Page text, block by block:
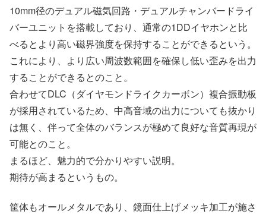
10mm径のデュアル磁気回路・デュアルチャンバードライ
バーユニットを搭載しており、通常の1DDイヤホンと比
べるとより高い磁界強度を保持することができるという。
これにより、より広い周波数範囲を確保し低い歪みを出力
することができるとのこと。
合わせてDLC（ダイヤモンドライクカーボン）複合振動板
が採用されているため、中高音域の出力についても抜かり
は無く、伴って全体のバランスが極めて良好な音質再現が
可能とのこと。
まるほど、魅力的で分かりやすい説明。
期待が高まるというもの。
筐体もオールメタルであり、鏡面仕上げメッキ加工が施さ